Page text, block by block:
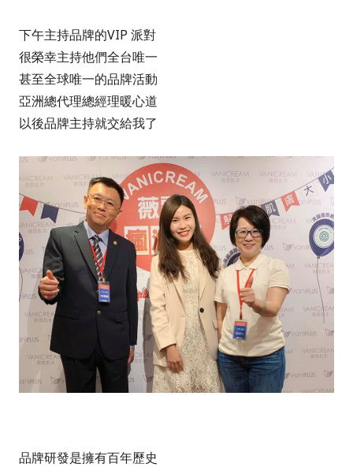
下午主持品牌的VIP 派對
很榮幸主持他們全台唯一
甚至全球唯一的品牌活動
亞洲總代理總經理暖心道
以後品牌主持就交給我了
品牌研發是擁有百年歷史